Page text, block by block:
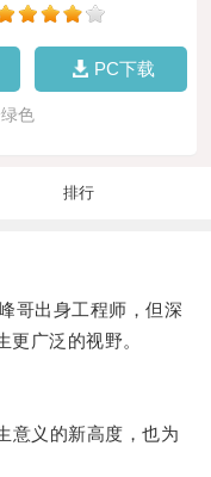
PC下载
色
排行
出身工程师，但深
广泛的视野。
义的新高度，也为